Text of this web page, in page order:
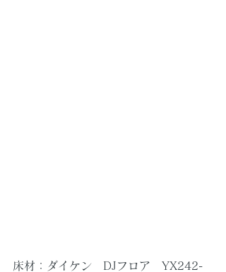
床材：ダイケン　DJフロア　YX242-